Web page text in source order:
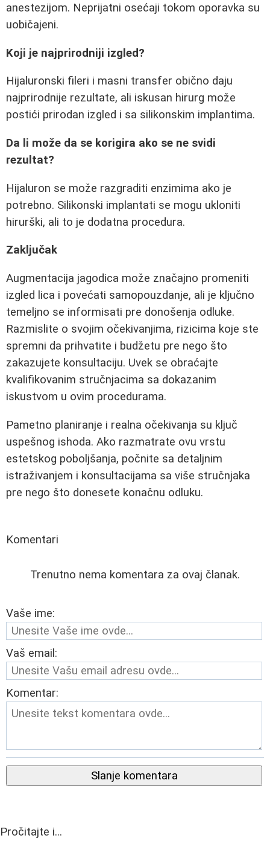
anestezijom. Neprijatni osećaji tokom oporavka su
uobičajeni.
Koji je najprirodniji izgled?
Hijaluronski fileri i masni transfer obično daju
najprirodnije rezultate, ali iskusan hirurg može
postići prirodan izgled i sa silikonskim implantima.
Da li može da se korigira ako se ne svidi
rezultat?
Hijaluron se može razgraditi enzimima ako je
potrebno. Silikonski implantati se mogu ukloniti
hirurški, ali to je dodatna procedura.
Zaključak
Augmentacija jagodica može značajno promeniti
izgled lica i povećati samopouzdanje, ali je ključno
temeljno se informisati pre donošenja odluke.
Razmislite o svojim očekivanjima, rizicima koje ste
spremni da prihvatite i budžetu pre nego što
zakazujete konsultaciju. Uvek se obraćajte
kvalifikovanim stručnjacima sa dokazanim
iskustvom u ovim procedurama.
Pametno planiranje i realna očekivanja su ključ
uspešnog ishoda. Ako razmatrate ovu vrstu
estetskog poboljšanja, počnite sa detaljnim
istraživanjem i konsultacijama sa više stručnjaka
pre nego što donesete konačnu odluku.
Komentari
Trenutno nema komentara za ovaj članak.
Vaše ime:
Vaš email:
Komentar:
Slanje komentara
Pročitajte i...